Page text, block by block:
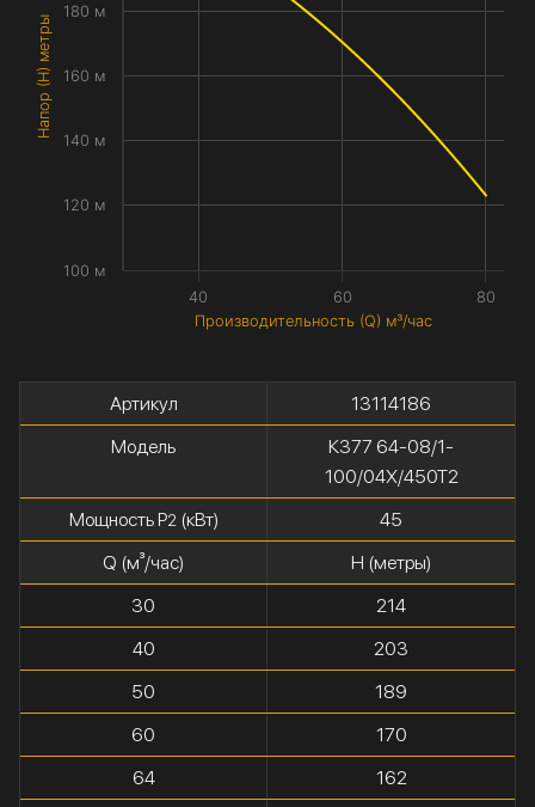
Производительность (Q) м³/час
Напор (H) метры
40 60 80
100 м
120 м
140 м
160 м
180 м
Артикул
13114186
Модель
К377 64-08/1-
100/04Х/450Т2
Мощность P2(кВт)
45
Q (м³/час)
H (метры)
30
214
40
203
50
189
60
170
64
162